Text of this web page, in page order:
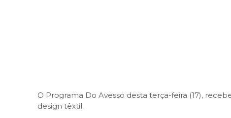
O Programa Do Avesso desta terça-feira (17),
design têxtil.